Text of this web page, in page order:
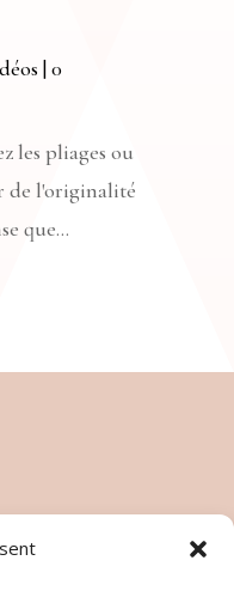
| 0
les pliages ou
de l'originalité
que...